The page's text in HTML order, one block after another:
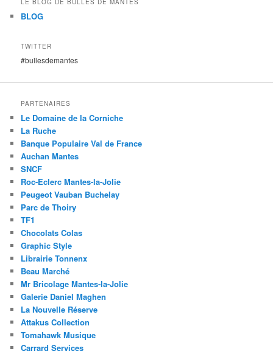
LE BLOG DE BULLES DE MANTES
BLOG
TWITTER
#bullesdemantes
PARTENAIRES
Le Domaine de la Corniche
La Ruche
Banque Populaire Val de France
Auchan Mantes
SNCF
Roc-Eclerc Mantes-la-Jolie
Peugeot Vauban Buchelay
Parc de Thoiry
TF1
Chocolats Colas
Graphic Style
Librairie Tonnenx
Beau Marché
Mr Bricolage Mantes-la-Jolie
Galerie Daniel Maghen
La Nouvelle Réserve
Attakus Collection
Tomahawk Musique
Carrard Services